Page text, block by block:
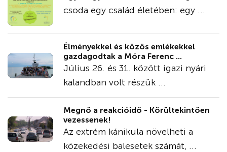
csoda egy család életében: egy ...
Élményekkel és közös emlékekkel
gazdagodtak a Móra Ferenc ...
Július 26. és 31. között igazi nyári
kalandban volt részük ...
Megnő a reakcióidő - Körültekintően
vezessenek!
Az extrém kánikula növelheti a
közekedési balesetek számát, ...